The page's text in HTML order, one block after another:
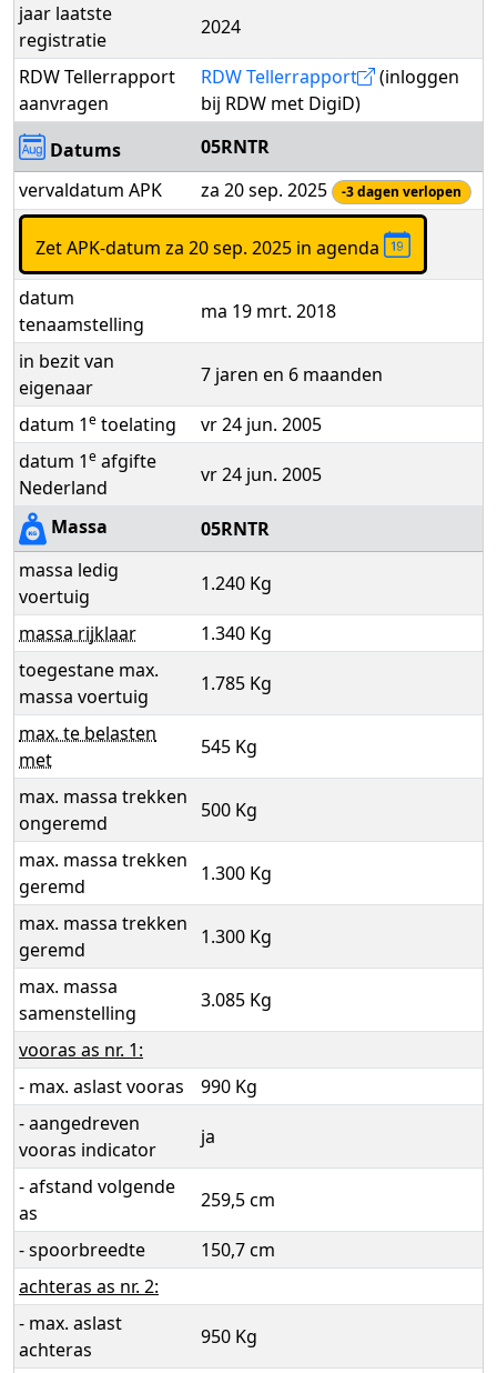
jaar laatste
registratie
2024
RDW Tellerrapport
aanvragen
RDW Tellerrapport
(inloggen
bij RDW met DigiD)
Datums
05RNTR
vervaldatum APK
za 20 sep. 2025 -3 dagen verlopen
Zet APK-datum za 20 sep. 2025 in agenda
datum
tenaamstelling
ma 19 mrt. 2018
in bezit van
eigenaar
7 jaren en 6 maanden
datum 1e toelating
vr 24 jun. 2005
datum 1e afgifte
Nederland
vr 24 jun. 2005
Massa
05RNTR
massa ledig
voertuig
1.240 Kg
massa rijklaar
1.340 Kg
toegestane max.
massa voertuig
1.785 Kg
max. te belasten
met
545 Kg
max. massa trekken
ongeremd
500 Kg
max. massa trekken
geremd
1.300 Kg
max. massa trekken
geremd
1.300 Kg
max. massa
samenstelling
3.085 Kg
vooras as nr. 1:
- max. aslast vooras
990 Kg
- aangedreven
vooras indicator
ja
- afstand volgende
as
259,5 cm
- spoorbreedte
150,7 cm
achteras as nr. 2:
- max. aslast
achteras
950 Kg